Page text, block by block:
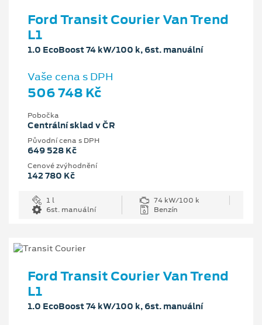
Ford Transit Courier Van Trend
L1
1.0 EcoBoost 74 kW/100 k, 6st. manuální
Vaše cena s DPH
506 748 Kč
Pobočka
Centrální sklad v ČR
Původní cena s DPH
649 528 Kč
Cenové zvýhodnění
142 780 Kč
1 l
74 kW/100 k
6st. manuální
Benzín
Ford Transit Courier Van Trend
L1
1.0 EcoBoost 74 kW/100 k, 6st. manuální